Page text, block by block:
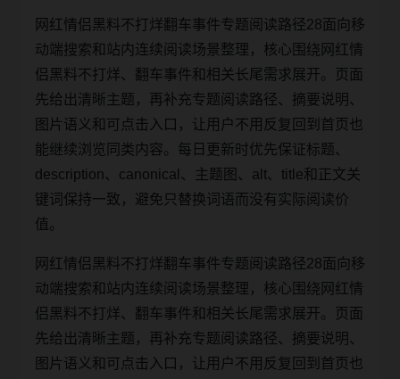
网红情侣黑料不打烊翻车事件专题阅读路径28面向移
动端搜索和站内连续阅读场景整理，核心围绕网红情
侣黑料不打烊、翻车事件和相关长尾需求展开。页面
先给出清晰主题，再补充专题阅读路径、摘要说明、
图片语义和可点击入口，让用户不用反复回到首页也
能继续浏览同类内容。每日更新时优先保证标题、
description、canonical、主题图、alt、title和正文关
键词保持一致，避免只替换词语而没有实际阅读价
值。
网红情侣黑料不打烊翻车事件专题阅读路径28面向移
动端搜索和站内连续阅读场景整理，核心围绕网红情
侣黑料不打烊、翻车事件和相关长尾需求展开。页面
先给出清晰主题，再补充专题阅读路径、摘要说明、
图片语义和可点击入口，让用户不用反复回到首页也